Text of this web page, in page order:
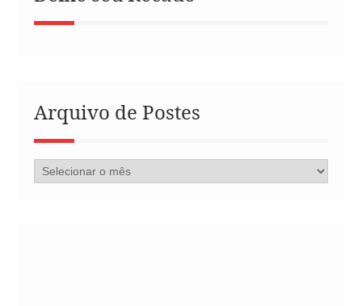
Arquivo de Postes
Arquivo
de